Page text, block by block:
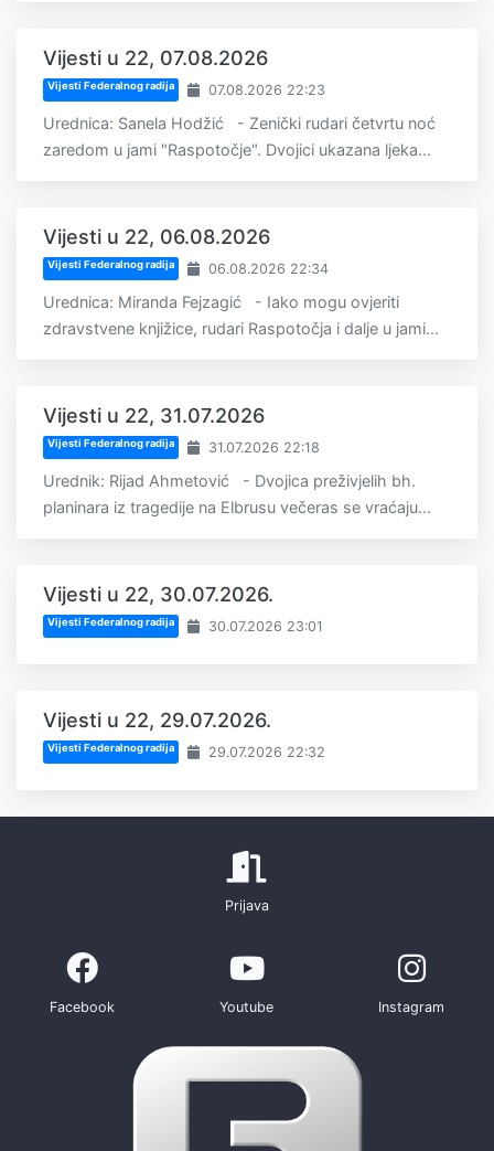
Vijesti u 22, 07.08.2026
Vijesti Federalnog radija 07.08.2026 22:23
Urednica: Sanela Hodžić - Zenički rudari četvrtu noć
zaredom u jami "Raspotočje". Dvojici ukazana ljeka...
Vijesti u 22, 06.08.2026
Vijesti Federalnog radija 06.08.2026 22:34
Urednica: Miranda Fejzagić - Iako mogu ovjeriti
zdravstvene knjižice, rudari Raspotočja i dalje u jami...
Vijesti u 22, 31.07.2026
Vijesti Federalnog radija 31.07.2026 22:18
Urednik: Rijad Ahmetović - Dvojica preživjelih bh.
planinara iz tragedije na Elbrusu večeras se vraćaju...
Vijesti u 22, 30.07.2026.
Vijesti Federalnog radija 30.07.2026 23:01
Vijesti u 22, 29.07.2026.
Vijesti Federalnog radija 29.07.2026 22:32
Prijava
Facebook Youtube Instagram